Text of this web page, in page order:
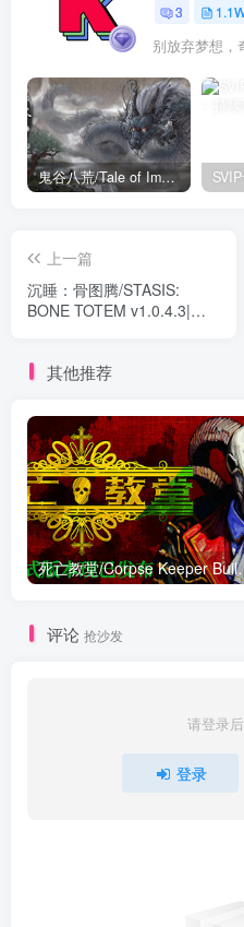
3
别放弃梦想，
鬼谷八荒/Tale of Immortal v1.2.105.259|角色扮演|容量27.4GB|免安装绿色中文版
上一篇
沉睡：骨图腾/STASIS:
BONE TOTEM v1.0.4.3|动
其他推荐
死亡教堂/Corpse
评论 抢沙发
请登录
登录